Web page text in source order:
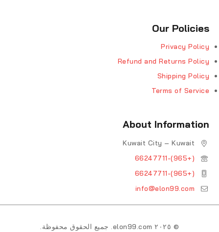
Our Policies
Privacy Policy
Refund and Returns Policy
Shipping Policy
Terms of Service
About Information
Kuwait City – Kuwait
(+965)-66247711
(+965)-66247711
info@elon99.com
© ٢٠٢٥ elon99.com. جميع الحقوق محفوظة.